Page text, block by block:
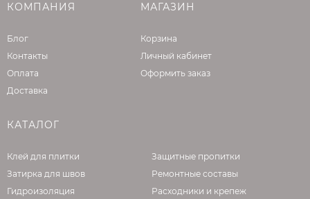
Однослойное прессование можно
использовать, если внешний вид плитки
совсем не важен, ведь щебень всегда будет
лицевого (верхнего) слоя вместо щебня
добавляется специальный песок, поэтому
эстетика здесь всегда на высоте. Основной
КОМПАНИЯ
Блог
Контакты
Оплата
Доставка
МАГАЗИН
Корзина
Личный кабинет
Оформить заказ
КАТАЛОГ
Клей для плитки
Затирка для швов
Гидроизоляция
Защитные пропитки
Ремонтные составы
Расходники и крепеж